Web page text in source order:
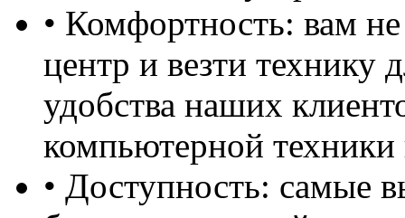
• Комфортность: вам
центр и везти технику
удобства наших
компьютерной
• Доступность: самые